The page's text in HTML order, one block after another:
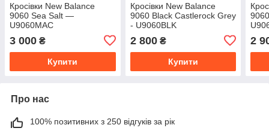
Кросівки New Balance
9060 Sea Salt —
U9060MAC
3 000 ₴
Купити
Кросівки New Balance
9060 Black Castlerock Grey
- U9060BLK
2 800₴
Купити
2
Про нас
100% позитивних з 250 відгуків за рік